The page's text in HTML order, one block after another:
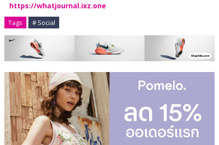
https://whatjournal.ixz.one
Tags # Social